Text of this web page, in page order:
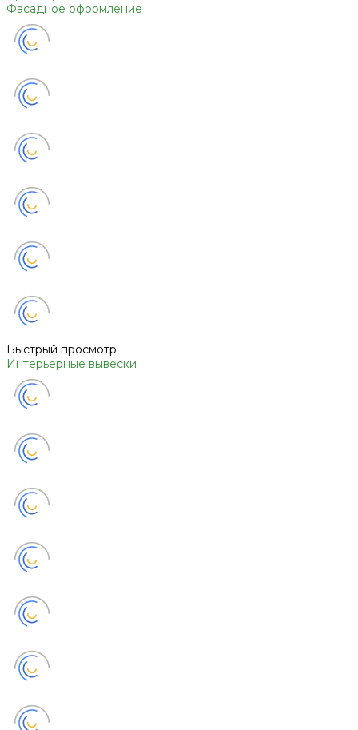
Фасадное оформление
Быстрый просмотр
Интерьерные вывески